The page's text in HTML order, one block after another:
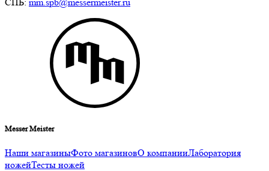
Messer Meister
Наши магазиныФото магазиновО компанииЛаборатория
ножейТесты ножей